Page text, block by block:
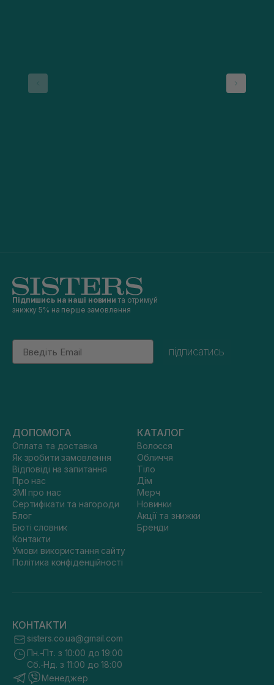
Підпишись на наші новини та отримуй
знижку 5% на перше замовлення
Email
підписатись
ДОПОМОГА
Оплата та доставка
Як зробити замовлення
Відповіді на запитання
Про нас
ЗМІ про нас
Сертифікати та нагороди
Блог
Бюті словник
Контакти
Умови використання сайту
Політика конфіденційності
КАТАЛОГ
Волосся
Обличчя
Тіло
Дім
Мерч
Новинки
Акції та знижки
Бренди
КОНТАКТИ
sisters.co.ua@gmail.com
Пн.-Пт. з 10:00 до 19:00
Сб.-Нд. з 11:00 до 18:00
Менеджер